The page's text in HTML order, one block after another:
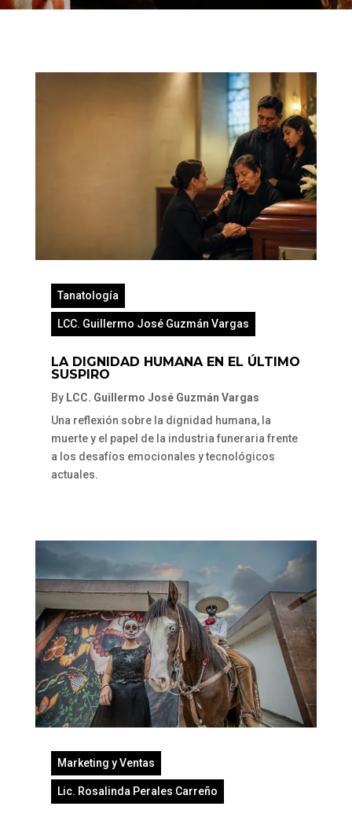
Tanatología
LCC. Guillermo José Guzmán Vargas
LA DIGNIDAD HUMANA EN EL ÚLTIMO
SUSPIRO
By LCC. Guillermo José Guzmán Vargas
Una reflexión sobre la dignidad humana, la
muerte y el papel de la industria funeraria frente
a los desafíos emocionales y tecnológicos
actuales.
Marketing y Ventas
Lic. Rosalinda Perales Carreño